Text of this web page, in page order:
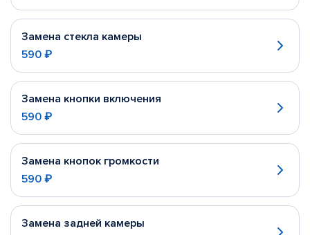
Замена стекла камеры
590 ₽
Замена кнопки включения
590 ₽
Замена кнопок громкости
590 ₽
Замена задней камеры